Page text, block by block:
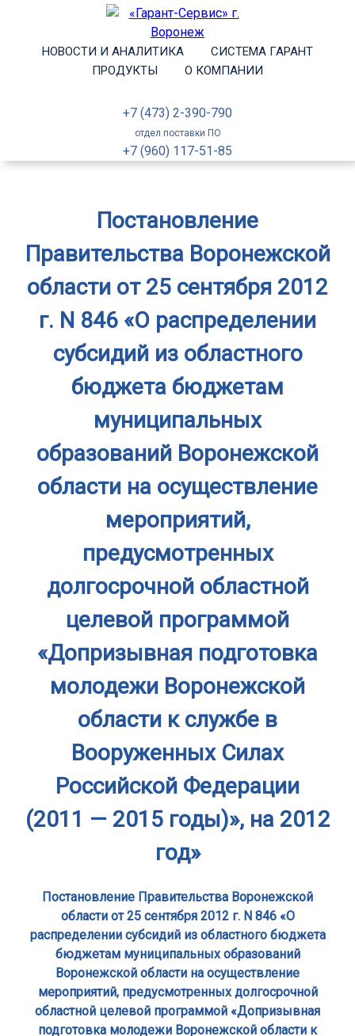
НОВОСТИ И АНАЛИТИКА
СИСТЕМА ГАРАНТ
ПРОДУКТЫ
О КОМПАНИИ
+7 (473) 2-390-790
отдел поставки ПО
+7 (960) 117-51-85
Постановление
Правительства Воронежской
области от 25 сентября 2012
г. N 846 «О распределении
субсидий из областного
бюджета бюджетам
муниципальных
образований Воронежской
области на осуществление
мероприятий,
предусмотренных
долгосрочной областной
целевой программой
«Допризывная подготовка
молодежи Воронежской
области к службе в
Вооруженных Силах
Российской Федерации
(2011 — 2015 годы)», на 2012
год»
Постановление Правительства Воронежской
области от 25 сентября 2012 г. N 846 «О
распределении субсидий из областного бюджета
бюджетам муниципальных образований
Воронежской области на осуществление
мероприятий, предусмотренных долгосрочной
областной целевой программой «Допризывная
подготовка молодежи Воронежской области к